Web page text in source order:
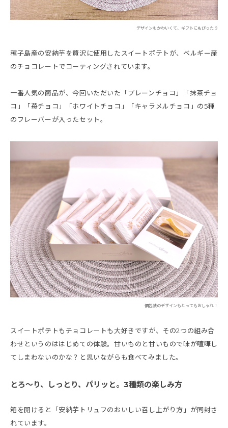
デザインもかわいくて、ギフトにもぴったり
種子島産の安納芋を贅沢に使用したスイートポテトが、ベルギー産
のチョコレートでコーティングされています。
一番人気の商品が、今回いただいた「プレーンチョコ」「抹茶チョ
コ」「苺チョコ」「ホワイトチョコ」「キャラメルチョコ」の5種
のフレーバーが入ったセット。
個包装のデザインもとってもおしゃれ！
スイートポテトもチョコレートも大好きですが、その2つの組み合
わせというのははじめての体験。甘いものと甘いもので味が喧嘩し
てしまわないのかな？と思いながらも食べてみました。
とろ～り、しっとり、パリッと。3種類の楽しみ方
箱を開けると「安納芋トリュフのおいしい召し上がり方」が同封さ
れています。